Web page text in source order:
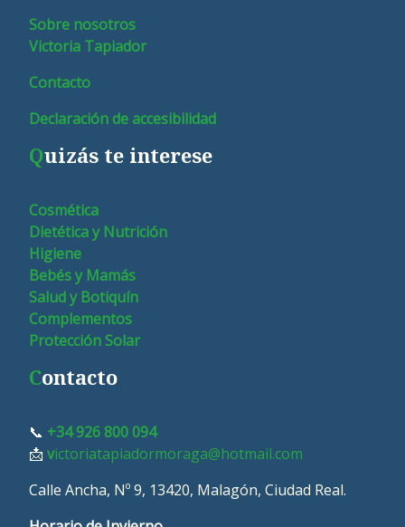
Sobre nosotros
Victoria Tapiador
Contacto
Declaración de accesibilidad
Quizás te interese
Cosmética
Dietética y Nutrición
Higiene
Bebés y Mamás
Salud y Botiquín
Complementos
Protección Solar
Contacto
📞 +34 926 800 094
📩 victoriatapiadormoraga@hotmail.com
Calle Ancha, Nº 9, 13420, Malagón, Ciudad Real.